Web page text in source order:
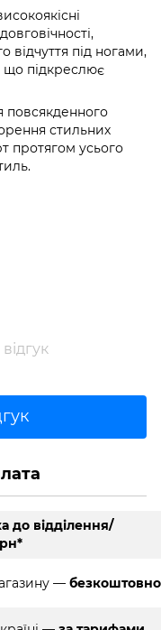
відчуття під ногами,
що підкреслює
повсякденного
стильних
протягом усього
до відділення/
— безкоштовно